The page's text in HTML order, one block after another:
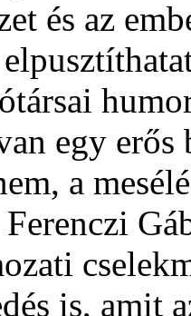
és az
egy
a
is, amit